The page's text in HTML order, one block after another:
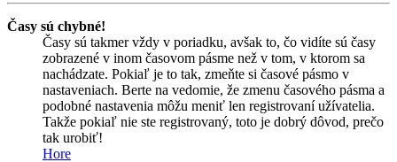
Časy sú chybné!
Časy sú takmer vždy v poriadku, avšak to, čo vidíte sú časy
zobrazené v inom časovom pásme než v tom, v ktorom sa
nachádzate. Pokiaľ je to tak, zmeňte si časové pásmo v
nastaveniach. Berte na vedomie, že zmenu časového pásma a
podobné nastavenia môžu meniť len registrovaní užívatelia.
Takže pokiaľ nie ste registrovaný, toto je dobrý dôvod, prečo
tak urobiť!
Hore